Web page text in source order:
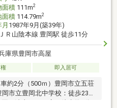
面積111m2
面積114.79m2
1987年9月(築39年)
ＪＲ山陰本線 豊岡駅 徒歩11分
庫県豊岡市高屋
即入居可
約2分（500ｍ）豊岡市立五荘
市立豊岡北中学校：徒歩23分